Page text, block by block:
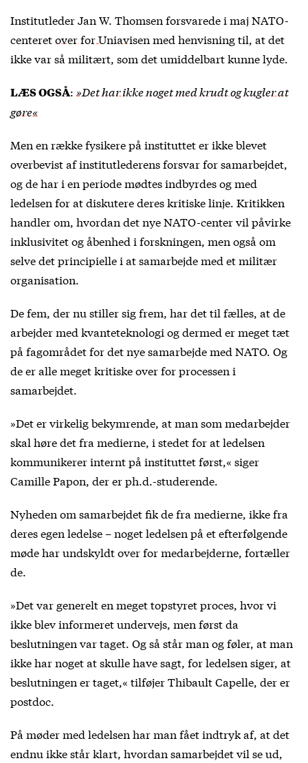
Institutleder Jan W. Thomsen forsvarede i maj NATO-
centeretover for Uniavisen med henvisning til, at det
ikke var så militært, som det umiddelbart kunne lyde.
LÆS OGSÅ: »Det har ikke noget med krudt og kugler at
gøre«
Men en række fysikere på instituttet er ikke blevet
overbevist af institutlederens forsvar for samarbejdet,
og de har i en periode mødtes indbyrdes og med
ledelsen for at diskutere deres kritiske linje. Kritikken
handler om, hvordan det nye NATO-center vil påvirke
inklusivitet og åbenhed i forskningen, men også om
selve det principielle i at samarbejde med et militær
organisation.
De fem, der nu stiller sig frem, har det til fælles, at de
arbejder med kvanteteknologi og dermed er meget tæt
på fagområdet for det nye samarbejde med NATO. Og
de er alle meget kritiske over for processen i
samarbejdet.
»Det er virkelig bekymrende, at man som medarbejder
skal høre det fra medierne, i stedet for at ledelsen
kommunikerer internt på instituttet først,« siger
Camille Papon, der er ph.d.-studerende.
Nyheden om samarbejdet fik de fra medierne, ikke fra
deres egen ledelse – noget ledelsen på et efterfølgende
møde har undskyldt over for medarbejderne, fortæller
de.
»Det var generelt en meget topstyret proces, hvor vi
ikke blev informeret undervejs, men først da
beslutningen var taget. Og så står man og føler, at man
ikke har noget at skulle have sagt, for ledelsen siger, at
beslutningen er taget,« tilføjer Thibault Capelle, der er
postdoc.
På møder med ledelsen har man fået indtryk af, at det
endnu ikke står klart, hvordan samarbejdet vil se ud,